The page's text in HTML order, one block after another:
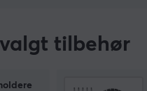
tilbehør